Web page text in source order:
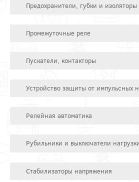
Предохранители, губки и
Промежуточные реле
Пускатели, контакторы
Устройство защиты от импульсных
Релейная автоматика
Рубильники и выключатели
Стабилизаторы напряжения